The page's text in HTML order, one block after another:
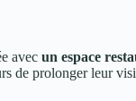
avec un espace
de prolonger leur